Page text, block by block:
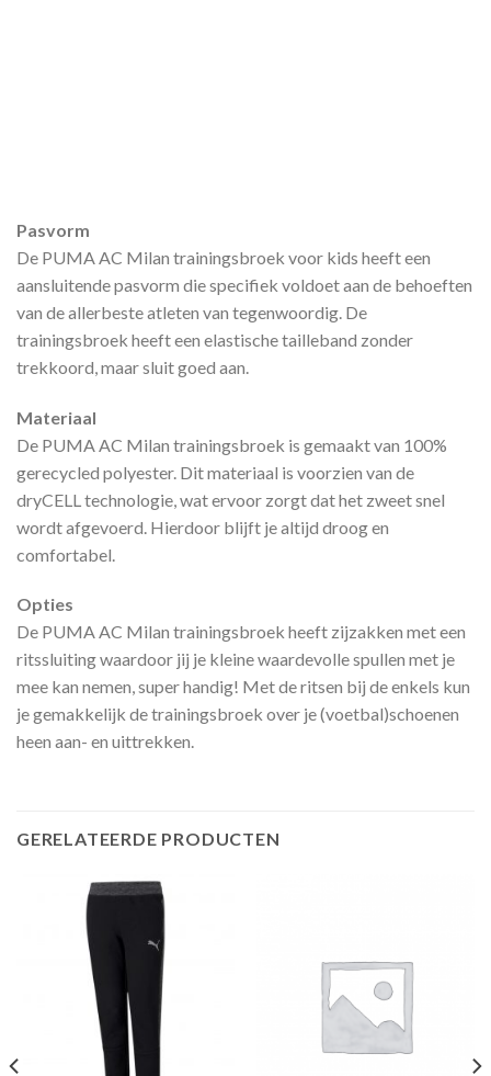
Pasvorm
De PUMA AC Milan trainingsbroek voor kids heeft een
aansluitende pasvorm die specifiek voldoet aan de behoeften
van de allerbeste atleten van tegenwoordig. De
trainingsbroek heeft een elastische tailleband zonder
trekkoord, maar sluit goed aan.
Materiaal
De PUMA AC Milan trainingsbroek is gemaakt van 100%
gerecycled polyester. Dit materiaal is voorzien van de
dryCELL technologie, wat ervoor zorgt dat het zweet snel
wordt afgevoerd. Hierdoor blijft je altijd droog en
comfortabel.
Opties
De PUMA AC Milan trainingsbroek heeft zijzakken met een
ritssluiting waardoor jij je kleine waardevolle spullen met je
mee kan nemen, super handig! Met de ritsen bij de enkels kun
je gemakkelijk de trainingsbroek over je (voetbal)schoenen
heen aan- en uittrekken.
GERELATEERDE PRODUCTEN